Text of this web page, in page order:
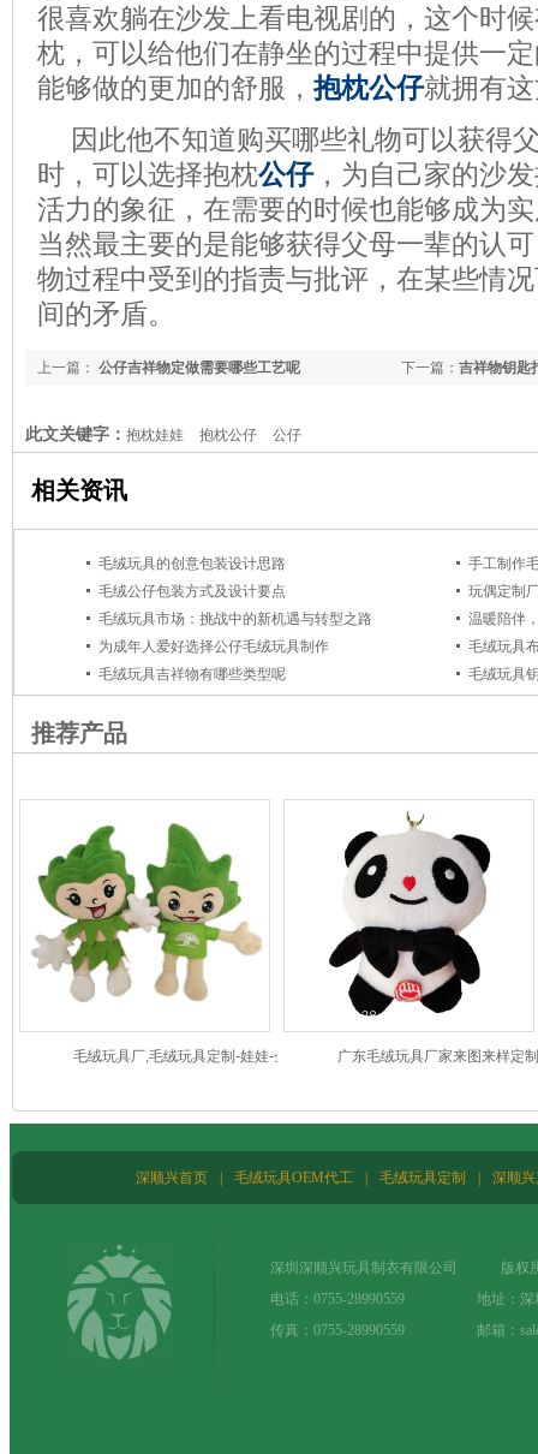
很喜欢躺在沙发上看电视剧的，这个时
枕，可以给他们在静坐的过程中提供一
能够做的更加的舒服， 抱枕公仔就拥有
因此他不知道购买哪些礼物可以获得
时，可以选择抱枕公仔，为自己家的沙
活力的象征，在需要的时候也能够成为
当然最主要的是能够获得父母一辈的认
物过程中受到的指责与批评，在某些情
间的矛盾。
下一篇： 吉祥物钥匙
上一篇： 公仔吉祥物定做需要哪些工艺呢
此文关键字： 抱枕娃娃 抱枕公仔 公仔
相关资讯
毛绒玩具的创意包装设计思路
手工制作
毛绒公仔包装方式及设计要点
玩偶定制
毛绒玩具市场：挑战中的新机遇与转型之路
温暖陪伴
为成年人爱好选择公仔毛绒玩具制作
毛绒玩具
毛绒玩具吉祥物有哪些类型呢
毛绒玩具
推荐产品
毛绒玩具厂,毛绒玩具定制-娃娃-企业吉 广东毛绒玩具厂家来图来样定
深顺兴首页 | 毛绒玩具OEM代工 | 毛绒玩具定制 | 深顺
深圳深顺兴玩具制衣有限公司 版权
电话：0755-28990559 地址：深圳市
传真：0755-28990559 邮箱：